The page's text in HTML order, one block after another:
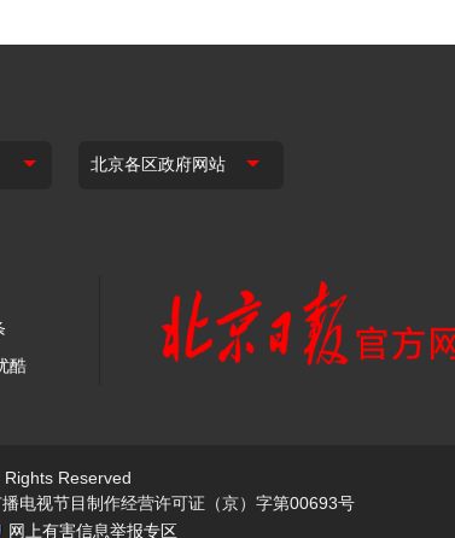
酷
Reserved
播电视节目制作经营许可证（京）字第00693号
网上有害信息举报专区